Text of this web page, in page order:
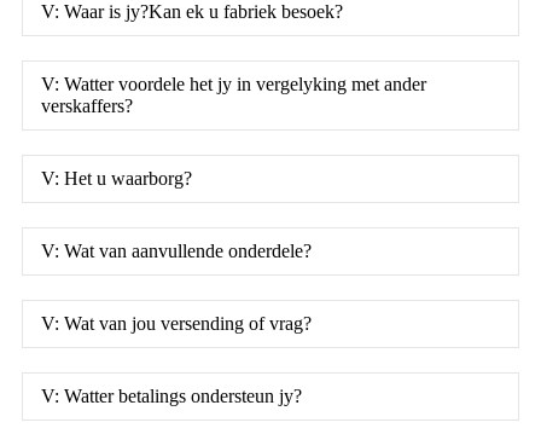
V: Waar is jy?Kan ek u fabriek besoek?
V: Watter voordele het jy in vergelyking met ander
verskaffers?
V: Het u waarborg?
V: Wat van aanvullende onderdele?
V: Wat van jou versending of vrag?
V: Watter betalings ondersteun jy?